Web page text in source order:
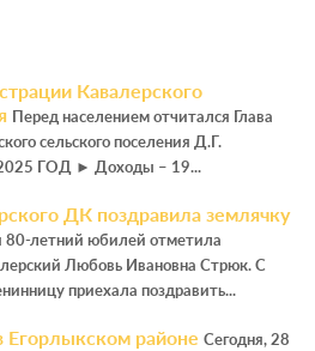
Кавалерского
Перед населением отчитался Глава
сельского поселения Д.Г.
ГОД ► Доходы – 19...
ДК поздравила землячку
80-летний юбилей отметила
Любовь Ивановна Стрюк. С
приехала поздравить...
Егорлыкском районе Сегодня, 28